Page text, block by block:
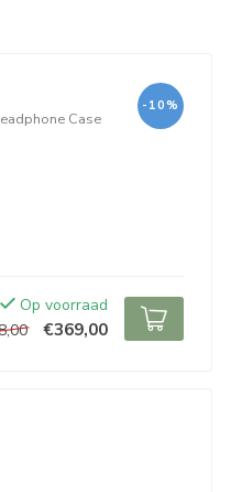
Case
-10%
Op voorraad
€369,00